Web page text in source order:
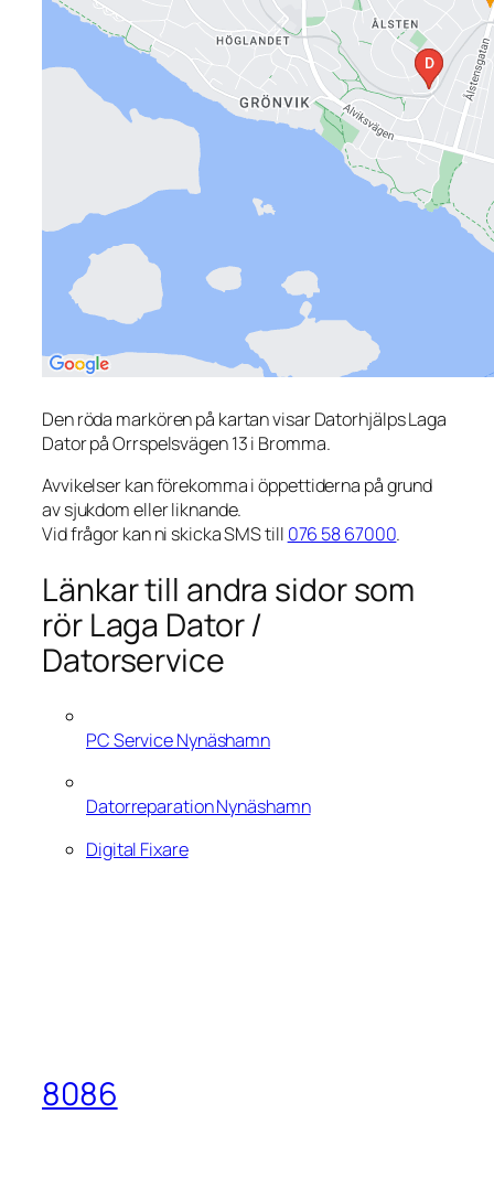
Den röda markören på kartan visar Datorhjälps Laga
Dator på Orrspelsvägen 13 i Bromma.
Avvikelser kan förekomma i öppettiderna på grund
av sjukdom eller liknande.
Vid frågor kan ni skicka SMS till 076 58 67000.
Länkar till andra sidor som
rör Laga Dator /
Datorservice
PC Service Nynäshamn
Datorreparation Nynäshamn
Digital Fixare
8086